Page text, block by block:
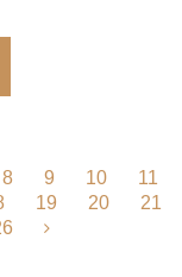
8 9 10
11
19 20
21